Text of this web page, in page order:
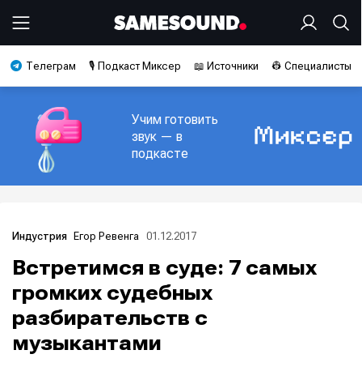
Телеграм 🎙️ Подкаст Миксер 📖 Источники 👷 Специалисты
Учим готовить
звук — в
подкасте
Индустрия Егор Ревенга 01.12.2017
Встретимся в суде: 7 самых
громких судебных
разбирательств с
музыкантами